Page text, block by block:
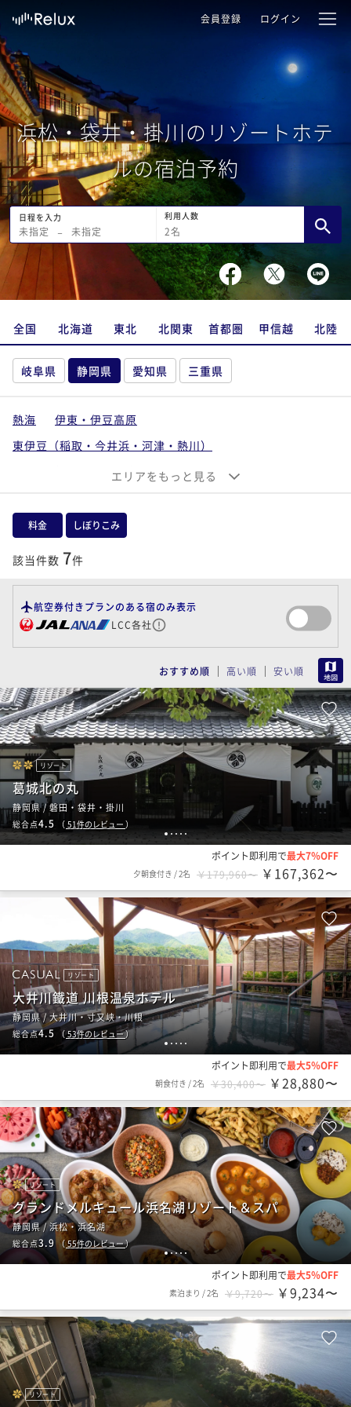
会員登録 ログイン
浜松・袋井・掛川のリゾートホテ
ルの宿泊予約
日程を入力
未指定 − 未指定
利用人数
2名
全国 北海道 東北 北関東 首都圏 甲信越 北陸
岐阜県 静岡県 愛知県 三重県
熱海
伊東・伊豆高原
東伊豆（稲取・今井浜・河津・熱川）
南伊豆（下田・下賀茂）
中伊豆（伊豆長岡・修善寺・天城湯ヶ島）
静岡市・御殿場・焼津
エリアをもっと見る
料金 しぼりこみ
該当件数 7件
航空券付きプランのある宿のみ表示
LCC各社
おすすめ順 高い順 安い順
1 2 3 4 5
リゾート
葛城北の丸
静岡県 / 磐田・袋井・掛川
総合点4.5 （ 51件のレビュー ）
ポイント即利用で最大7％OFF
夕朝食付き /2名 ￥179,960〜 ￥167,362〜
1 2 3 4 5
リゾート
大井川鐵道 川根温泉ホテル
静岡県 / 大井川・寸又峡・川根
総合点4.5 （53件のレビュー）
ポイント即利用で最大5％OFF
朝食付き /2名 ￥30,400〜 ￥28,880〜
12345
リゾート
グランドメルキュール浜名湖リゾート＆スパ
静岡県 / 浜松・浜名湖
総合点3.9（55件のレビュー）
ポイント即利用で最大5％OFF
素泊まり /2名 ￥9,720〜 ￥9,234〜
リゾート